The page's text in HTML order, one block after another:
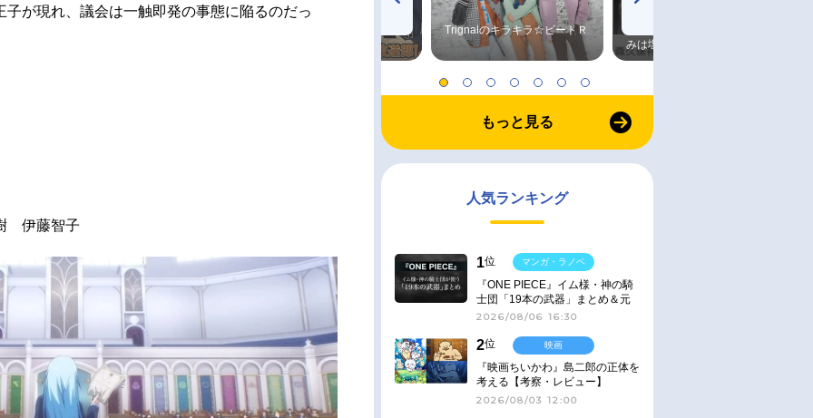
が現れ、議会は一触即発の事態に陥るのだっ
伊藤智子
Trignalのキラキラ☆ビートＲ
みは塩だけ
もっと見る
人気ランキング
1位
『ONE PIECE』イム様・神の騎
士団「19本の武器」まとめ＆元
ネタ
2026/08/06 16:30
マンガ・ラノベ
2位
『映画ちいかわ』島二郎の正体を
考える【考察・レビュー】
2026/08/03 12:00
映画